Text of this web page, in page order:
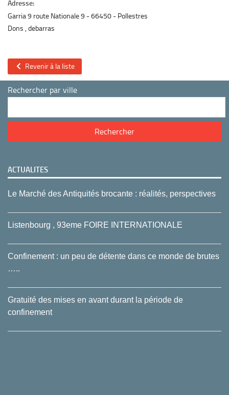
Adresse:
Garria 9 route Nationale 9 66450
Pollestres
Dons , debarras
Revenir à la liste
Rechercher par ville
ACTUALITES
Le Marché des Antiquités brocante : réalités, perspectives
Listenbourg , 93eme FOIRE INTERNATIONALE
Confinement : un peu de détente dans ce monde de brutes
…..
Gratuité des mises en avant durant la période de
confinement